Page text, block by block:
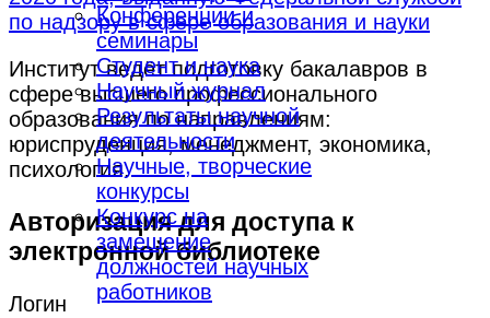
Конференции и
семинары
Студент и наука
Научный журнал
Результаты научной
деятельности
Научные, творческие
конкурсы
Конкурс на
замещение
должностей научных
работников
по надзору в сфере образования и науки
Институт ведёт подготовку бакалавров в
сфере высшего профессионального
образования по направлениям:
юриспруденция, менеджмент, экономика,
психология.
Авторизация для доступа к
электронной библиотеке
Логин